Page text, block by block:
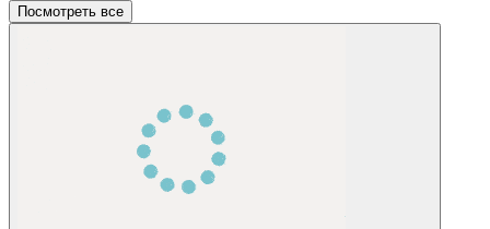
Посмотреть все